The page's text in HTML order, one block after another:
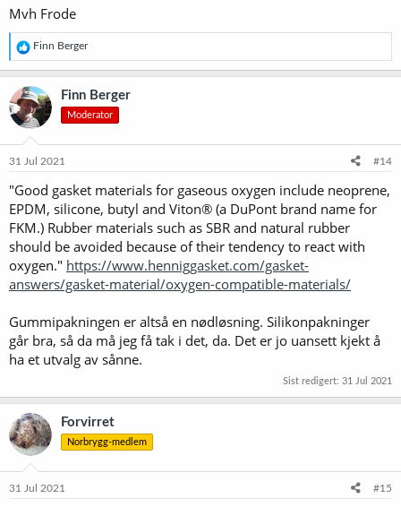
Mvh Frode
R
e
a
k
s
j
o
e
:
Finn Berger
Finn Berger
Moderator
31 Jul 2021 #14
"Good gasket materials for gaseous oxygen include neoprene,
EPDM, silicone, butyl and Viton® (a DuPont brand name for
FKM.) Rubber materials such as SBR and natural rubber
should be avoided because of their tendency to react with
oxygen." https://www.henniggasket.com/gasket-
answers/gasket-material/oxygen-compatible-materials/
Gummipakningen er altså en nødløsning. Silikonpakninger
går bra, så da må jeg få tak i det, da. Det er jo uansett kjekt å
ha et utvalg av sånne.
Sist redigert: 31 Jul 2021
Forvirret
Norbrygg-medlem
31 Jul 2021 #15